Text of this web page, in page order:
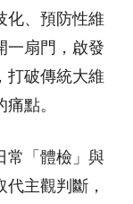
化、預防性維
一扇門，啟發
打破傳統大維
點。
常「體檢」與
主觀判斷，